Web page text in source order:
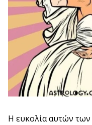
Η ευκολία αυτών